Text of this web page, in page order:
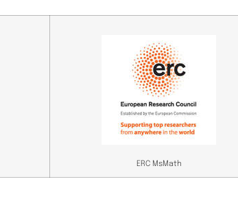
ERC MsMath